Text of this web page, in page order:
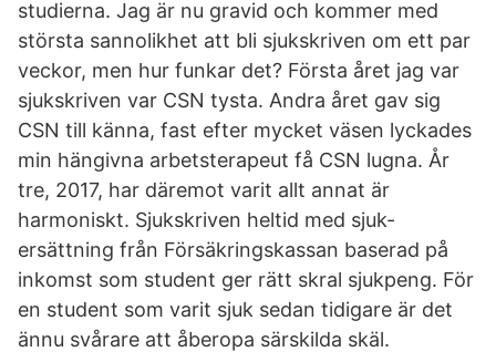
studierna. Jag är nu gravid och kommer med
största sannolikhet att bli sjukskriven om ett par
veckor, men hur funkar det? Första året jag var
sjukskriven var CSN tysta. Andra året gav sig
CSN till känna, fast efter mycket väsen lyckades
min hängivna arbetsterapeut få CSN lugna. År
tre, 2017, har däremot varit allt annat är
harmoniskt. Sjukskriven heltid med sjuk-
ersättning från Försäkringskassan baserad på
inkomst som student ger rätt skral sjukpeng. För
en student som varit sjuk sedan tidigare är det
ännu svårare att åberopa särskilda skäl.